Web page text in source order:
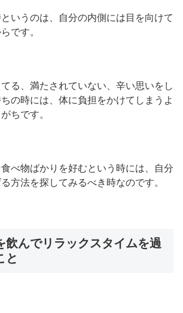
いうのは、自分の内側には目を向けて
です。
る、満たされていない、辛い思いをし
の時には、体に負担をかけてしまうよ
ちです。
べ物ばかりを好むという時には、自分
方法を探してみるべき時なのです。
飲んでリラックスタイムを過
と